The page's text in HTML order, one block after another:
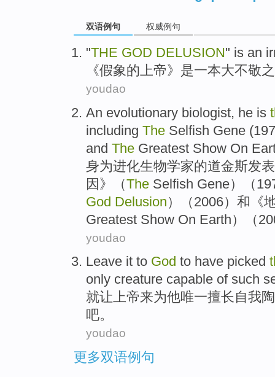
双语例句 权威例句
"THE GOD DELUSION" is an
《假象的 上帝》 是一本大不敬之
youdao
An evolutionary biologist, he is
including The Selfish Gene
and The Greatest Show On
身为进化生物学家的道金斯发
因 》（The Selfish Gene）（
God Delusion）（2006） 和 《
Greatest Show On Earth）（
youdao
Leave it to God to have picked
only creature capable ofsuch
就让上帝来为他唯一擅长自我
吧。
youdao
更多双语例句